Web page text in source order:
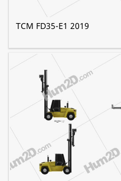
TCM FD35-E1 2019